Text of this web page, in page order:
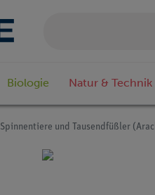
Biologie Natur & Technik
Spinnentiere und Tausendfüßler